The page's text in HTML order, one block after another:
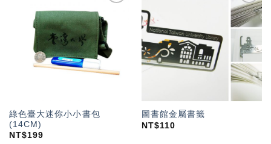
望輕
綠色臺大迷你小小書包
(14CM)
NT$199
加入
「願
望輕
單」
圖書館金屬書籤
NT$110